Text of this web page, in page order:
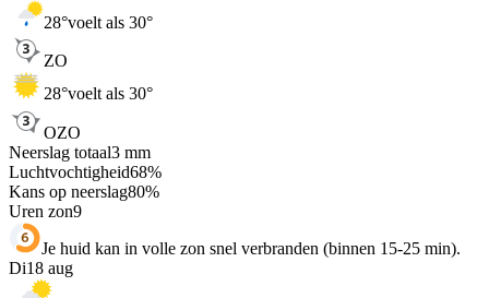
28°voelt als 30°
ZO
28°voelt als 30°
OZO
Neerslag totaal3 mm
Luchtvochtigheid68%
Kans op neerslag80%
Uren zon9
Je huid kan in volle zon snel verbranden (binnen 15-25 min).
Di18 aug